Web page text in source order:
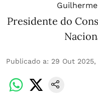
Presidente do
Publicado a: 29 Out